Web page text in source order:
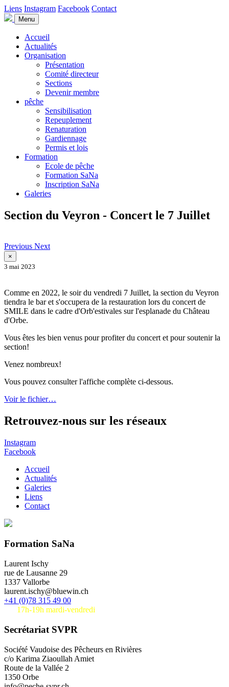
Liens Instagram Facebook Contact
Menu
Accueil
Actualités
Organisation
Présentation
Comité directeur
Sections
Devenir membre
pêche
Sensibilisation
Repeuplement
Renaturation
Gardiennage
Permis et lois
Formation
Ecole de pêche
Formation SaNa
Inscription SaNa
Galeries
Section du Veyron - Concert le 7 Juillet
Previous Next
×
3 mai 2023
Comme en 2022, le soir du vendredi 7 Juillet, la section du Veyron
tiendra le bar et s'occupera de la restauration lors du concert de
SMILE dans le cadre d'Orb'estivales sur l'esplanade du Château
d'Orbe.
Vous êtes les bien venus pour profiter du concert et pour soutenir la
section!
Venez nombreux!
Vous pouvez consulter l'affiche complète ci-dessous.
Voir le fichier…
Retrouvez-nous sur les réseaux
Instagram
Facebook
Accueil
Actualités
Galeries
Liens
Contact
Formation SaNa
Laurent Ischy
rue de Lausanne 29
1337 Vallorbe
laurent.ischy@bluewin.ch
+41 (0)78 315 49 00
17h-19h mardi-vendredi
Secrétariat SVPR
Société Vaudoise des Pêcheurs en Rivières
c/o Karima Ziaoullah Amiet
Route de la Vallée 2
1350 Orbe